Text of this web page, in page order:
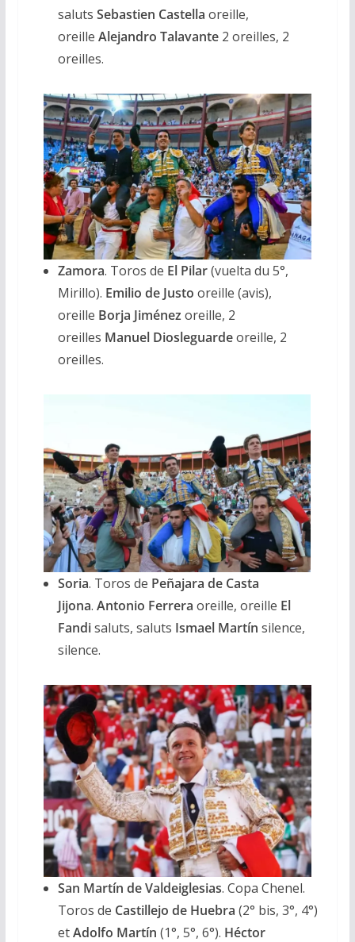
saluts Sebastien Castella oreille,
oreille Alejandro Talavante2 oreilles, 2
oreilles.
Zamora. Toros de El Pilar(vuelta du 5°,
Mirillo). Emilio de Justo oreille (avis),
oreille Borja Jiménez oreille, 2
oreilles Manuel Diosleguardeoreille, 2
oreilles.
Soria. Toros de Peñajara de Casta
Jijona. Antonio Ferrera oreille, oreille El
Fandisaluts, saluts Ismael Martín silence,
silence.
San Martín de Valdeiglesias. Copa Chenel.
Toros de Castillejo de Huebra (2° bis, 3°, 4°)
etAdolfo Martín (1°, 5°, 6°). Héctor